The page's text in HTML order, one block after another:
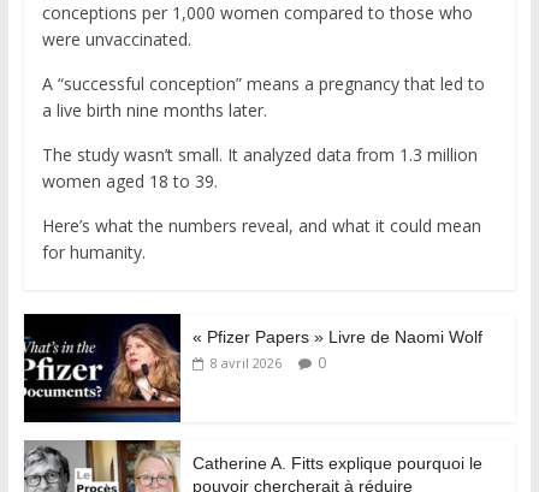
conceptions per 1,000 women compared to those who
were unvaccinated.
A “successful conception” means a pregnancy that led to
a live birth nine months later.
The study wasn’t small. It analyzed data from 1.3 million
women aged 18 to 39.
Here’s what the numbers reveal, and what it could mean
for humanity.
« Pfizer Papers » Livre de Naomi Wolf
8 avril 2026 0
Catherine A. Fitts explique pourquoi le
pouvoir chercherait à réduire